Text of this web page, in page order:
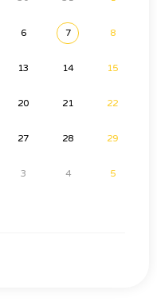
6 7 8
13 14 15
20 21 22
27 28 29
3 4 5